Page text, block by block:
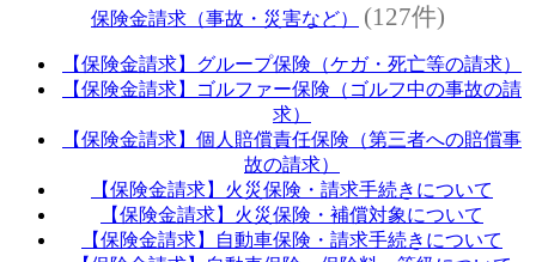
保険金請求（事故・災害など） (127件)
【保険金請求】グループ保険（ケガ・死亡等の請求）
【保険金請求】ゴルファー保険（ゴルフ中の事故の請
求）
【保険金請求】個人賠償責任保険（第三者への賠償事
故の請求）
【保険金請求】火災保険・請求手続きについて
【保険金請求】火災保険・補償対象について
【保険金請求】自動車保険・請求手続きについて